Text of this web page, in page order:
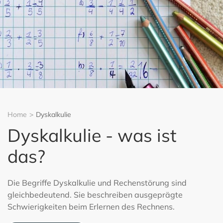
Home Dyskalkulie
Dyskalkulie - was ist
das?
Die Begriffe Dyskalkulie und Rechenstörung sind
gleichbedeutend. Sie beschreiben ausgeprägte
Schwierigkeiten beim Erlernen des Rechnens.